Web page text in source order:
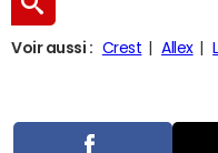
Voir aussi : Crest Allex